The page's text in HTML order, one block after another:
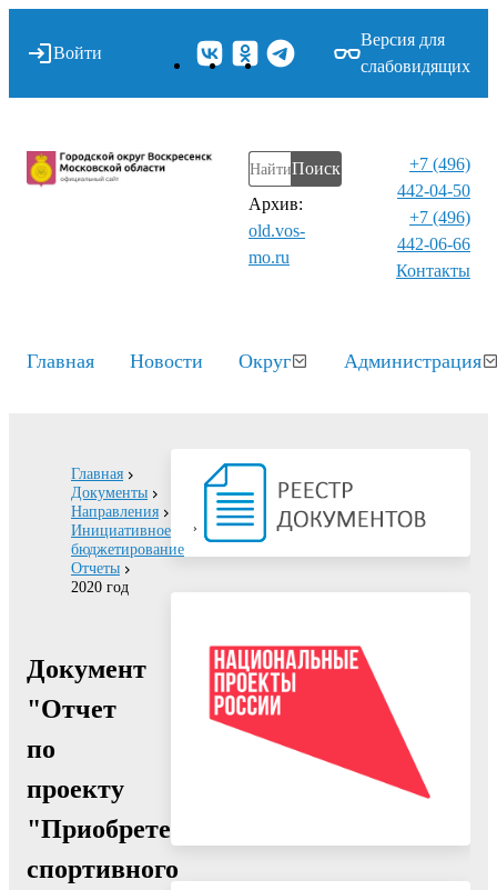
Войти
Версия для
слабовидящих
Поиск
Архив:
old.vos-
mo.ru
+7 (496)
442-04-50
+7 (496)
442-06-66
Контакты⁠
Главная Новости Округ Администрация
Главная
Документы
Направления
Инициативное
бюджетирование
Отчеты
2020 год
Документ
"Отчет
по
проекту
"Приобретение
спортивного